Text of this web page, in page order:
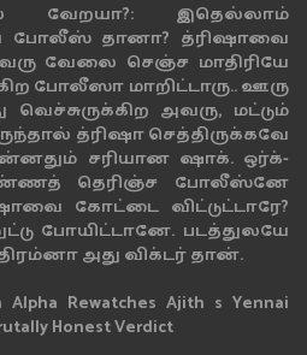
இதெல்லாம்
போலீஸ் தானா? த்ரிஷாவை
வேலை செஞ்ச மாதிரியே
போலீஸா மாறிட்டாரு.. ஊரு
அவரு, மட்டும்
த்ரிஷா செத்திருக்கவே
சரியான ஷாக். ஒர்க்-
தெரிஞ்ச போலீஸ்னே
கோட்டை விட்டுட்டாரே?
போயிட்டானே. படத்துலயே
அது விக்டர் தான்.